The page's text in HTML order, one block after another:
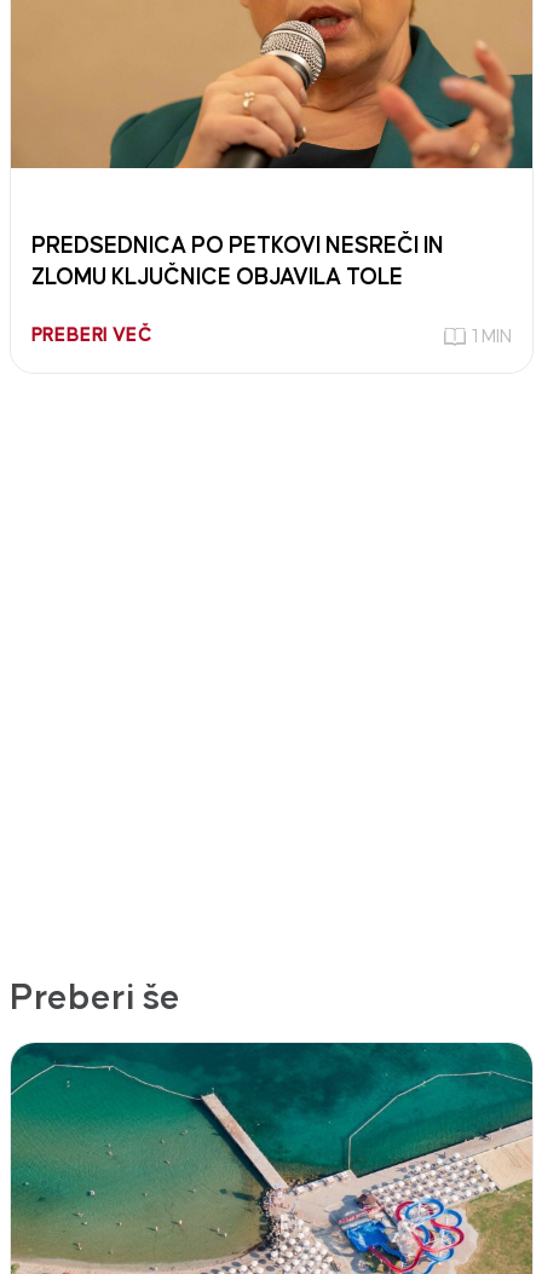
PREDSEDNICA PO PETKOVI NESREČI IN
ZLOMU KLJUČNICE OBJAVILA TOLE
PREBERI VEČ 1 MIN
Preberi še